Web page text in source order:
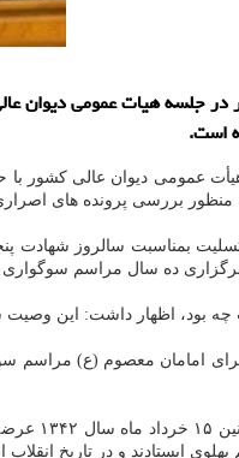
است.
هیأت عمومی دیوان عالی
بررسی پرونده های
بمناسبت سالروز شهادت
ده سال مراسم سوگواری
اظهار داشت: این وصیت
امامان معصوم (ع) مراسم
ایستادند و در تاریخ